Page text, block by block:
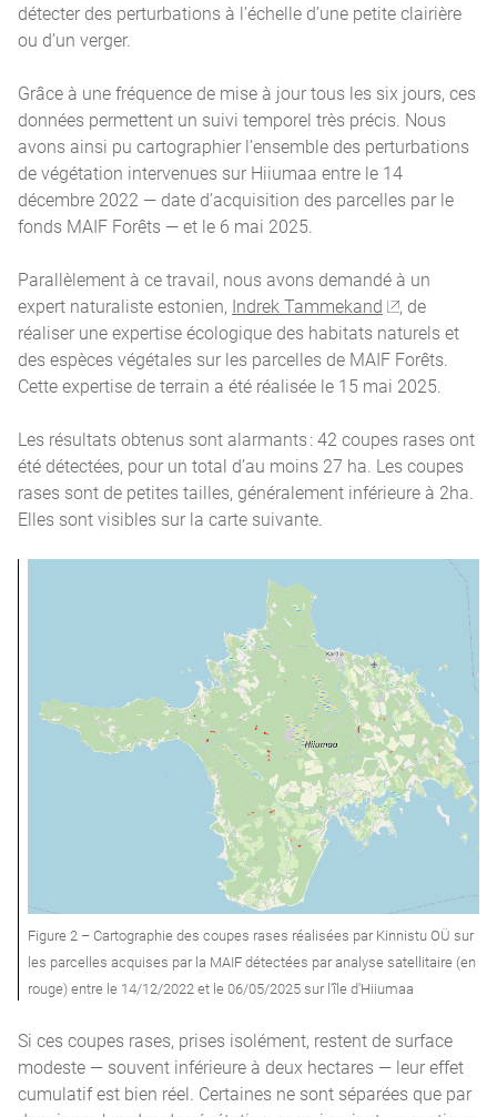
détecter des perturbations à l’échelle d’une petite clairière
ou d’un verger.
Grâce à une fréquence de mise à jour tous les six jours, ces
données permettent un suivi temporel très précis. Nous
avons ainsi pu cartographier l’ensemble des perturbations
de végétation intervenues sur Hiiumaa entre le 14
décembre 2022 — date d’acquisition des parcelles par le
fonds MAIF Forêts — et le 6 mai 2025.
Parallèlement à ce travail, nous avons demandé à un
expert naturaliste estonien, Indrek Tammekand
, de
réaliser une expertise écologique des habitats naturels et
des espèces végétales sur les parcelles de MAIF Forêts.
Cette expertise de terrain a été réalisée le 15 mai 2025.
Les résultats obtenus sont alarmants : 42 coupes rases ont
été détectées, pour un total d’au moins 27 ha. Les coupes
rases sont de petites tailles, généralement inférieure à 2ha.
Elles sont visibles sur la carte suivante.
Figure 2 – Cartographie des coupes rases réalisées par Kinnistu OÜ sur
les parcelles acquises par la MAIF détectées par analyse satellitaire (en
rouge) entre le 14/12/2022 et le 06/05/2025 sur l'île d'Hiiumaa
Si ces coupes rases, prises isolément, restent de surface
modeste — souvent inférieure à deux hectares — leur effet
cumulatif est bien réel. Certaines ne sont séparées que par